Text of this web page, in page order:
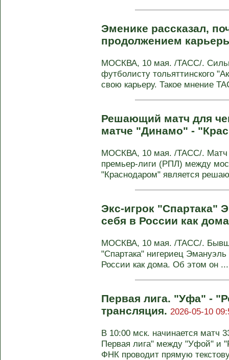
Эменике рассказал,
продолжением
МОСКВА, 10 мая. /ТАСС/.
футболисту тольяттинского
свою карьеру. Такое мнение
Решающий матч для
матче "Динамо" -
МОСКВА, 10 мая. /ТАСС/. Матч
премьер-лиги (РПЛ) между
"Краснодаром" является
Экс-игрок "Спартака"
себя в России как
МОСКВА, 10 мая. /ТАСС/.
"Спартака" нигериец
России как дома. Об этом он ...
Первая лига. "Уфа" -
трансляция. 2026-05-10
В 10:00 мск. начинается матч
Первая лига" между "Уфой" и
ФНК проводит прямую